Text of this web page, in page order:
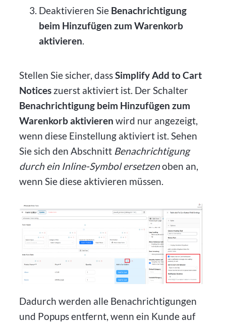
Deaktivieren Sie Benachrichtigung
beim Hinzufügen zum Warenkorb
aktivieren.
Stellen Sie sicher, dassSimplify Add to Cart
Notices zuerst aktiviert ist. Der Schalter
Benachrichtigung beim Hinzufügen zum
Warenkorb aktivieren wird nur angezeigt,
wenn diese Einstellung aktiviert ist. Sehen
Sie sich den Abschnitt Benachrichtigung
durch ein Inline-Symbol ersetzenoben an,
wenn Sie diese aktivieren müssen.
Dadurch werden alle Benachrichtigungen
und Popups entfernt, wenn ein Kunde auf